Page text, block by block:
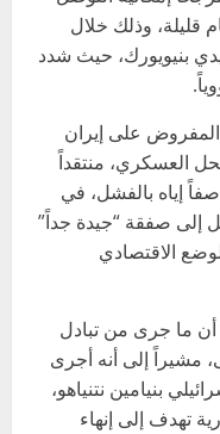
قليلة، وذلك خلال
بنيويورك، حيث شدد
على إيران
العسكري، منتقداً
إياه بالفشل، في
إلى صفقة “جيدة جداً”
الاقتصادي
ما جرى من تبادل
مشيراً إلى أنه أجرى
بنيامين نتنياهو،
تهدف إلى إنهاء